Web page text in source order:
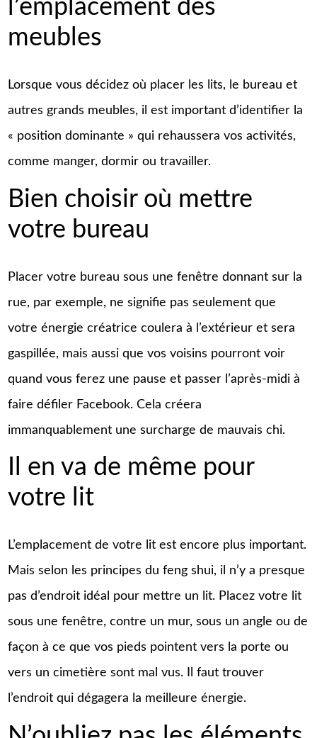
l’emplacement des
meubles
Lorsque vous décidez où placer les lits, le bureau et
autres grands meubles, il est important d’identifier la
« position dominante » qui rehaussera vos activités,
comme manger, dormir ou travailler.
Bien choisir où mettre
votre bureau
Placer votre bureau sous une fenêtre donnant sur la
rue, par exemple, ne signifie pas seulement que
votre énergie créatrice coulera à l’extérieur et sera
gaspillée, mais aussi que vos voisins pourront voir
quand vous ferez une pause et passer l’après-midi à
faire défiler Facebook. Cela créera
immanquablement une surcharge de mauvais chi.
Il en va de même pour
votre lit
L’emplacement de votre lit est encore plus important.
Mais selon les principes du feng shui, il n’y a presque
pas d’endroit idéal pour mettre un lit. Placez votre lit
sous une fenêtre, contre un mur, sous un angle ou de
façon à ce que vos pieds pointent vers la porte ou
vers un cimetière sont mal vus. Il faut trouver
l’endroit qui dégagera la meilleure énergie.